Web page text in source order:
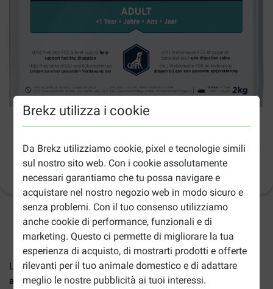
Brekz utilizza i cookie
Da Brekz utilizziamo cookie, pixel e tecnologie simili
sul nostro sito web. Con i cookie assolutamente
necessari garantiamo che tu possa navigare e
acquistare nel nostro negozio web in modo sicuro e
senza problemi. Con il tuo consenso utilizziamo
anche cookie di performance, funzionali e di
marketing. Questo ci permette di migliorare la tua
esperienza di acquisto, di mostrarti prodotti e offerte
rilevanti per il tuo animale domestico e di adattare
meglio le nostre pubblicità ai tuoi interessi.
Informazioni sul prodotto
2-5gg lavorativi stimati per la consegna salvo altre indicazioni
Le crocchetteEukanuba per Cane Jack Russell Terrier
adultosono adatte ai cani delle razze Jack Russell Terrier,